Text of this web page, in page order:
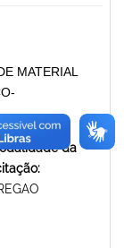
MATERIAL
da